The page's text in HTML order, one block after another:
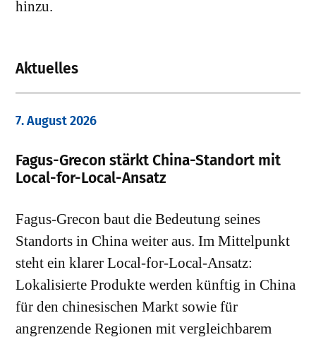
hinzu.
Aktuelles
7. August 2026
Fagus-Grecon stärkt China-Standort mit
Local-for-Local-Ansatz
Fagus-Grecon baut die Bedeutung seines
Standorts in China weiter aus. Im Mittelpunkt
steht ein klarer Local-for-Local-Ansatz:
Lokalisierte Produkte werden künftig in China
für den chinesischen Markt sowie für
angrenzende Regionen mit vergleichbarem